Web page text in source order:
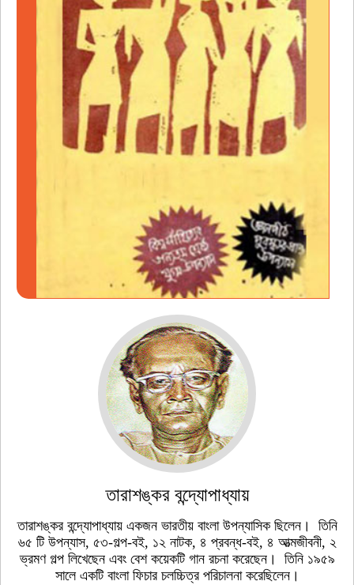
তারাশঙ্কর বন্দ্যোপাধ্যায়
তারাশঙ্কর বন্দ্যোপাধ্যায় একজন ভারতীয় বাংলা উপন্যাসিক ছিলেন। তিনি
৬৫ টি উপন্যাস, ৫৩-গল্প-বই, ১২ নাটক, ৪ প্রবন্ধ-বই, ৪ আত্মজীবনী, ২
ভ্রমণ গল্প লিখেছেন এবং বেশ কয়েকটি গান রচনা করেছেন। তিনি ১৯৫৯
সালে একটি বাংলা ফিচার চলচ্চিত্র পরিচালনা করেছিলেন।